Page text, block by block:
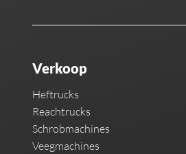
Verkoop
Heftrucks
Reachtrucks
Schrobmachines
Veegmachines